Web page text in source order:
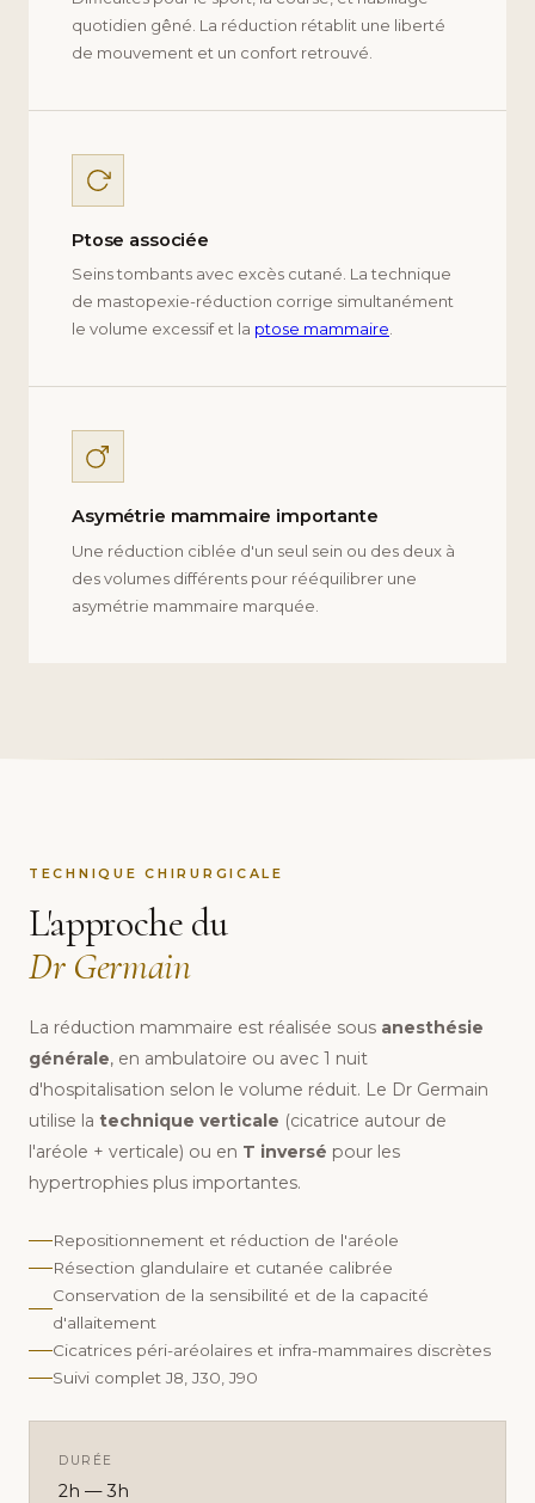
quotidien gêné. La réduction rétablit une liberté
de mouvement et un confort retrouvé.
Ptose associée
Seins tombants avec excès cutané. La technique
de mastopexie-réduction corrige simultanément
le volume excessif et la ptose mammaire.
Asymétrie mammaire importante
Une réduction ciblée d'un seul sein ou des deux à
des volumes différents pour rééquilibrer une
asymétrie mammaire marquée.
TECHNIQUE CHIRURGICALE
L'approche du
Dr Germain
La réduction mammaire est réalisée sous anesthésie
générale, en ambulatoire ou avec 1 nuit
d'hospitalisation selon le volume réduit. Le Dr Germain
utilise la technique verticale (cicatrice autour de
l'aréole + verticale) ou en T inversé pour les
hypertrophies plus importantes.
Repositionnement et réduction de l'aréole
Résection glandulaire et cutanée calibrée
Conservation de la sensibilité et de la capacité
d'allaitement
Cicatrices péri-aréolaires et infra-mammaires discrètes
Suivi complet J8, J30, J90
DURÉE
2h — 3h